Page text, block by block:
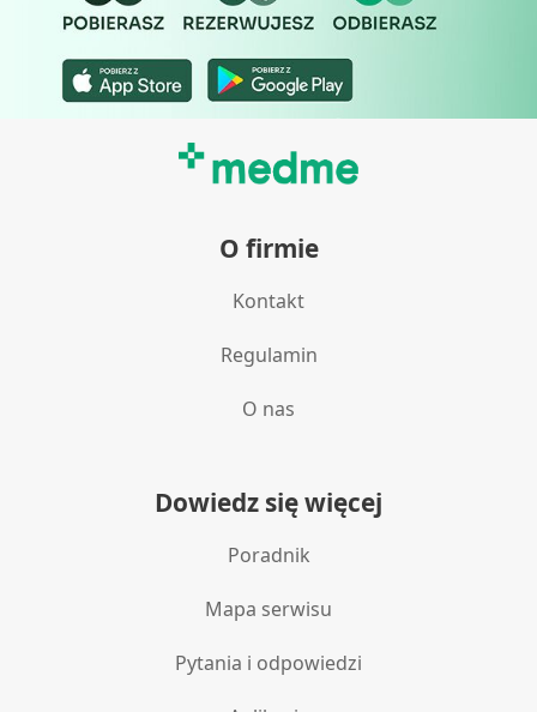
O firmie
Kontakt
Regulamin
O nas
Dowiedz się więcej
Poradnik
Mapa serwisu
Pytania i odpowiedzi